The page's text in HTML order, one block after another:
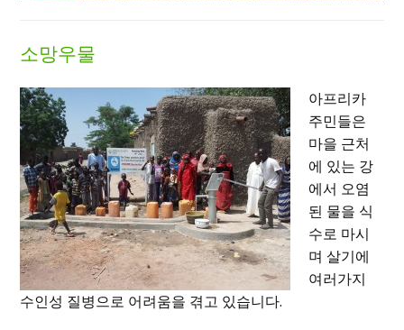
소망우물
아프리카
주민들은
마을 근처
에 있는 강
에서 오염
된 물을 식
수로 마시
며 살기에
여러가지
수인성 질병으로 어려움을 겪고 있습니다.